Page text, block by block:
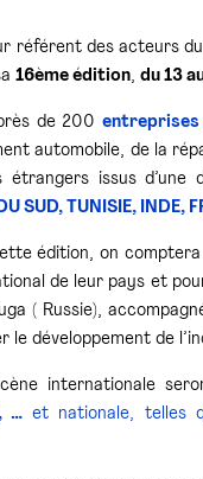
référent des acteurs
16èmeédition, du 13
de 200 entreprises
automobile, de la
étrangers issus d’une
SUD, TUNISIE, INDE,
édition, on
de leur pays et
( Russie),
le développement de
internationale
… et nationale, telles